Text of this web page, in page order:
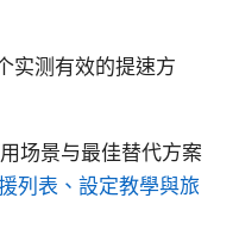
实测有效的提速方
场景与最佳替代方案
列表、設定教學與旅